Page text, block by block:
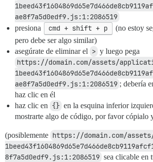
ae8f7a5d0edf9.js:1:2086519
presiona cmd + shift + p
(no estoy
pero debe ser algo similar)
asegúrate de eliminar el > y luego pega
https://domain.com/assets/
ae8f7a5d0edf9.js:1:2086519 ; debería
haz clic en él
haz clic en {} en la esquina inferior
mostrarte algo de código, por favor cópialo
(posiblemente https://domain.com/
8f7a5d0edf9.js:1:2086519 sea clicable en